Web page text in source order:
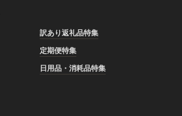
訳あり返礼品特集
定期便特集
日用品・消耗品特集